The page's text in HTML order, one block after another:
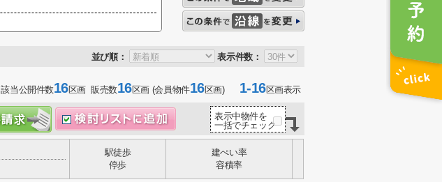
並び順： 表示件数：
該当公開件数16区画 販売数16区画 (会員物件16区画)1-16区画表示
表示中物件を
一括でチェック
駅徒歩
停歩
建ぺい率
容積率